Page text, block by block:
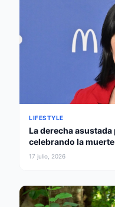
LIFESTYLE
La derecha
celebrando la
17 julio, 2026